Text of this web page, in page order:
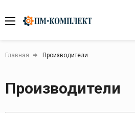
Главная Производители
Производители